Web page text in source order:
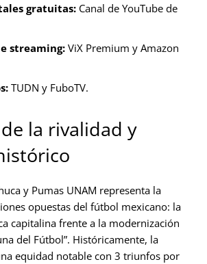
gratuitas: Canal de YouTube de
streaming:ViX Premium y Amazon
TUDN y FuboTV.
la rivalidad y
y Pumas UNAM representa la
opuestas del fútbol mexicano: la
capitalina frente a la modernización
del Fútbol”. Históricamente, la
equidad notable con 3 triunfos por